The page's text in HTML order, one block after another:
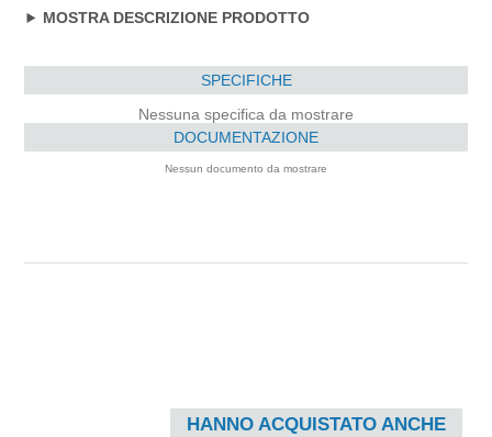
MOSTRA DESCRIZIONE PRODOTTO
SPECIFICHE
Nessuna specifica da mostrare
DOCUMENTAZIONE
Nessun documento da mostrare
HANNO ACQUISTATO ANCHE